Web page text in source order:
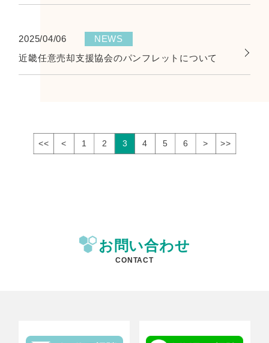
2025/04/06
NEWS
近畿任意売却支援協会のパンフレットについて
<< < 1 2 3 4 5 6 > >>
お問い合わせ
CONTACT